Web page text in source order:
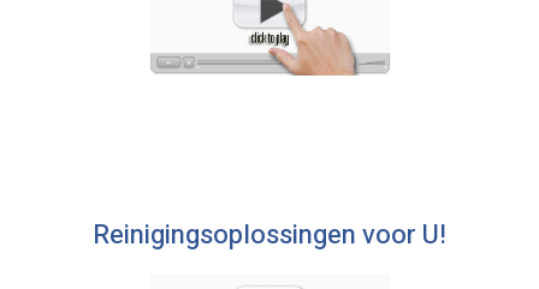
Reinigingsoplossingen voor U!